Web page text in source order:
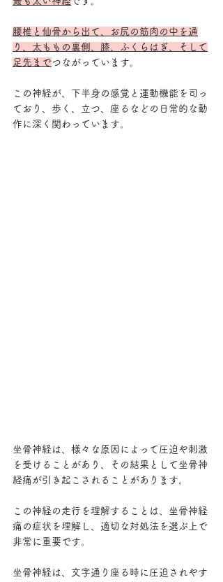
腰椎と仙骨から出て、お尻の筋肉の中を通
り、太ももの裏側、膝、ふくらはぎ、そして
足先までつながっています。
この神経が、下半身の感覚と運動機能を司っ
ており、歩く、立つ、座るなどの日常的な動
作に深く関わっています。
坐骨神経は、様々な原因によって圧迫や刺激
を受けることがあり、その結果として坐骨神
経痛が引き起こされることがあります。
この神経の走行を理解することは、坐骨神経
痛の症状を理解し、適切な対処法を選ぶ上で
非常に重要です。
坐骨神経は、文字通り座る時に圧迫されやす